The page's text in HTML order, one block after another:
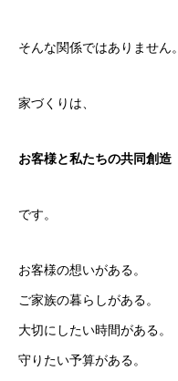
そんな関係ではありません。
家づくりは、
お客様と私たちの共同創造
です。
お客様の想いがある。
ご家族の暮らしがある。
大切にしたい時間がある。
守りたい予算がある。